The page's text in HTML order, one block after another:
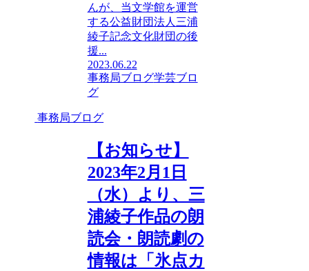
んが、当文学館を運営
する公益財団法人三浦
綾子記念文化財団の後
援...
2023.06.22
事務局ブログ学芸ブロ
グ
事務局ブログ
【お知らせ】
2023年2月1日
（水）より、三
浦綾子作品の朗
読会・朗読劇の
情報は「氷点カ